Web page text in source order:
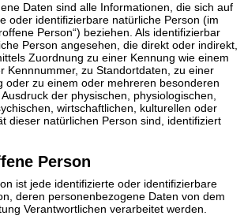
Daten sind alle Informationen, die sich auf
oder identifizierbare natürliche Person (im
Person“) beziehen. Als identifizierbar
Person angesehen, die direkt oder indirekt,
Zuordnung zu einer Kennung wie einem
Kennnummer, zu Standortdaten, zu einer
oder zu einem oder mehreren besonderen
der physischen, physiologischen,
wirtschaftlichen, kulturellen oder
dieser natürlichen Person sind, identifiziert
Person
ist jede identifizierte oder identifizierbare
deren personenbezogene Daten von dem
Verantwortlichen verarbeitet werden.